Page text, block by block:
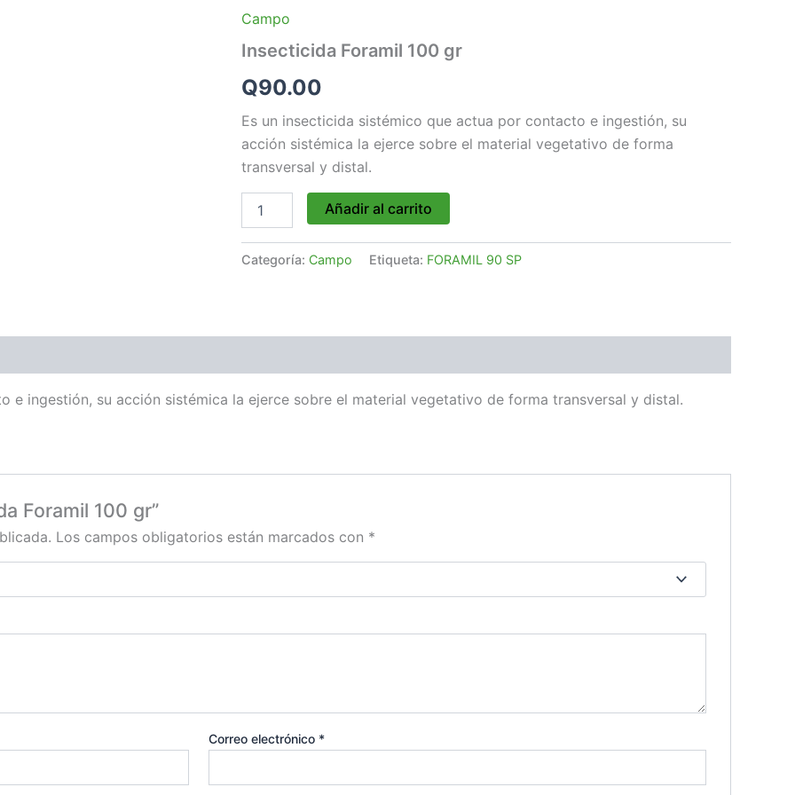
Campo
Insecticida Foramil 100 gr
Q90.00
Es un insecticida sistémico que actua por contacto e ingestión, su
acción sistémica la ejerce sobre el material vegetativo de forma
transversal y distal.
100
cantidad
Añadir al carrito
Categoría: Campo Etiqueta: FORAMIL 90 SP
e ingestión, su acción sistémica la ejerce sobre el material vegetativo de forma transversal y distal.
Foramil 100 gr”
Los campos obligatorios están marcados con *
Correo electrónico *